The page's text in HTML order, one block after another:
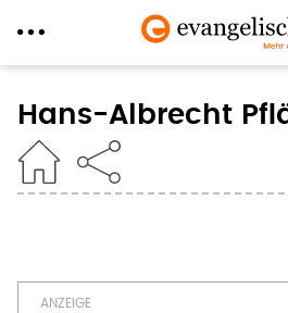
zum
Inhalt
Hans-Albrecht